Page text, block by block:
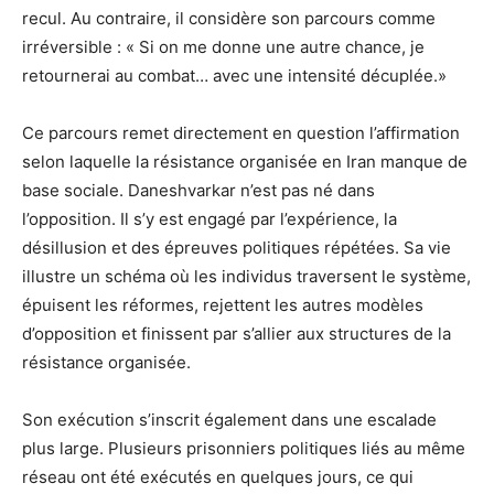
recul. Au contraire, il considère son parcours comme
irréversible : « Si on me donne une autre chance, je
retournerai au combat… avec une intensité décuplée.»
Ce parcours remet directement en question l’affirmation
selon laquelle la résistance organisée en Iran manque de
base sociale. Daneshvarkar n’est pas né dans
l’opposition. Il s’y est engagé par l’expérience, la
désillusion et des épreuves politiques répétées. Sa vie
illustre un schéma où les individus traversent le système,
épuisent les réformes, rejettent les autres modèles
d’opposition et finissent par s’allier aux structures de la
résistance organisée.
Son exécution s’inscrit également dans une escalade
plus large. Plusieurs prisonniers politiques liés au même
réseau ont été exécutés en quelques jours, ce qui